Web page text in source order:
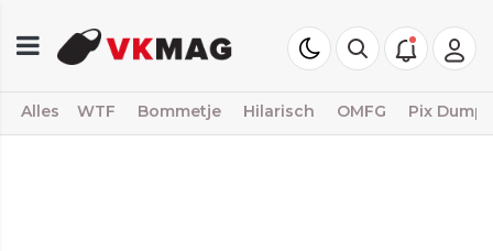
Alles WTF Bommetje Hilarisch OMFG Pix Dump